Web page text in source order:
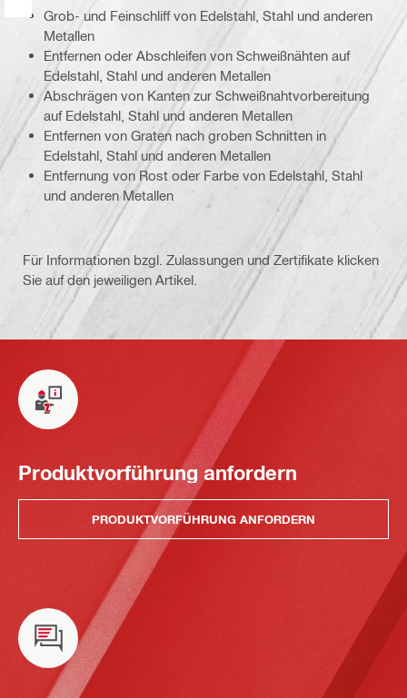
Grob- und Feinschliff von Edelstahl, Stahl und anderen
Metallen
Entfernen oder Abschleifen von Schweißnähten auf
Edelstahl, Stahl und anderen Metallen
Abschrägen von Kanten zur Schweißnahtvorbereitung
auf Edelstahl, Stahl und anderen Metallen
Entfernen von Graten nach groben Schnitten in
Edelstahl, Stahl und anderen Metallen
Entfernung von Rost oder Farbe von Edelstahl, Stahl
und anderen Metallen
Für Informationen bzgl. Zulassungen und Zertifikate klicken
Sie auf den jeweiligen Artikel.
Produktvorführung anfordern
PRODUKTVORFÜHRUNG ANFORDERN